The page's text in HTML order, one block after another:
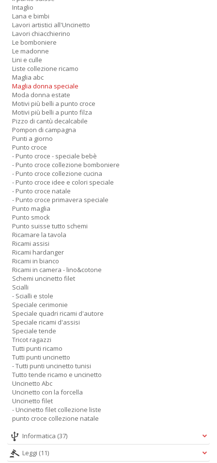
Intaglio
Lana e bimbi
Lavori artistici all'Uncinetto
Lavori chiacchierino
Le bomboniere
Le madonne
Lini e culle
Liste collezione ricamo
Maglia abc
Maglia donna speciale
Moda donna estate
Motivi più belli a punto croce
Motivi più belli a punto filza
Pizzo di cantù decalcabile
Pompon di campagna
Punti a giorno
Punto croce
- Punto croce - speciale bebè
- Punto croce collezione bomboniere
- Punto croce collezione cucina
- Punto croce idee e colori speciale
- Punto croce natale
- Punto croce primavera speciale
Punto maglia
Punto smock
Punto suisse tutto schemi
Ricamare la tavola
Ricami assisi
Ricami hardanger
Ricami in bianco
Ricami in camera - lino&cotone
Schemi uncinetto filet
Scialli
- Scialli e stole
Speciale cerimonie
Speciale quadri ricami d'autore
Speciale ricami d'assisi
Speciale tende
Tricot ragazzi
Tutti punti ricamo
Tutti punti uncinetto
- Tutti punti uncinetto tunisi
Tutto tende ricamo e uncinetto
Uncinetto Abc
Uncinetto con la forcella
Uncinetto filet
- Uncinetto filet collezione liste
punto croce collezione natale
Informatica (37)
Leggi (11)